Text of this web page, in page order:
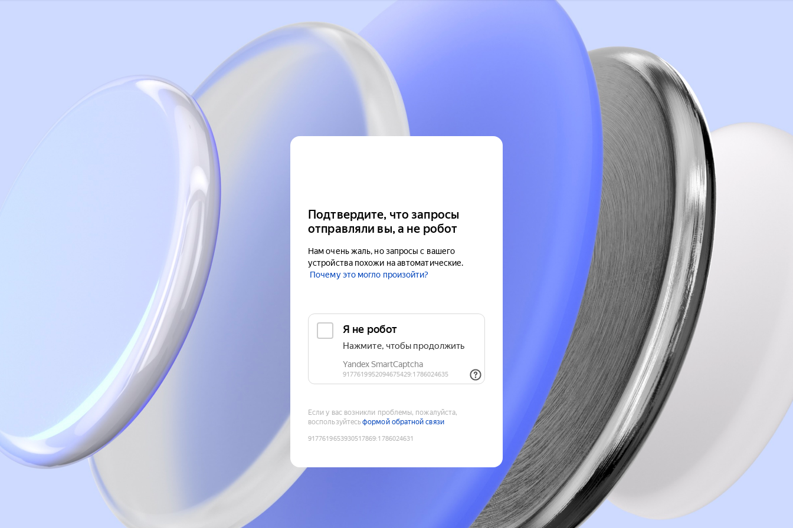
Подтвердите, что запросы
отправляли вы, а не робот
Нам очень жаль, но запросы с вашего
устройства похожи на автоматические.
Почему это могло произойти?
Если у вас возникли проблемы, пожалуйста,
воспользуйтесьформой обратной связи
9177619653930517869:1786024631